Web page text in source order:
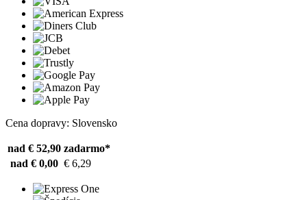
Cena dopravy: Slovensko
nad € 52,90 zadarmo*
nad € 0,00 € 6,29